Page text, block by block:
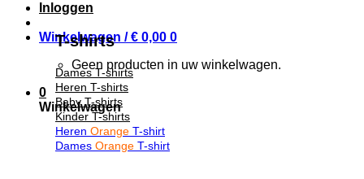
Inloggen
Winkelwagen /€ 0,00 0
Geen producten in uw winkelwagen.
0
Winkelwagen
T-shirts
Dames T-shirts
Heren T-shirts
Baby T-shirts
Kinder T-shirts
Heren Orange T-shirt
Dames Orange T-shirt